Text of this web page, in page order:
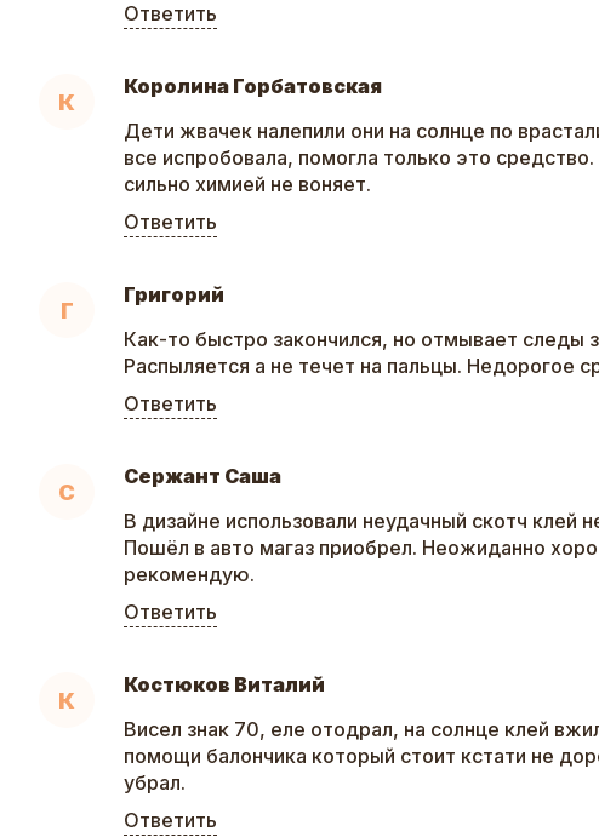
Ответить
К
Королина Горбатовская
Дети жвачек налепили они на солнце по
все испробовала, помогла только это
сильно химией не воняет.
Ответить
Г
Григорий
Как-то быстро закончился, но отмывает следы
Распыляется а не течет на пальцы. Недорогое
Ответить
С
Сержант Саша
В дизайне использовали неудачный скотч клей
Пошёл в авто магаз приобрел. Неожиданно
рекомендую.
Ответить
К
Костюков Виталий
Висел знак 70, еле отодрал, на солнце клей
помощи балончика который стоит кстати не
убрал.
Ответить